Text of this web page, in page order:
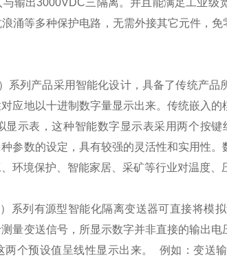
输出3000VDC三隔离。并且能满足工业
涌等多种保护电路，无需外接其它元件，
列产品采用智能化设计，具备了传统产品
应地以十进制数字量显示出来。传统嵌入
显示表，这种智能数字显示表采用两个按
参数的设定，具有较强的灵活性和实用性
环境保护、智能家居、采矿等行业对温度
列有源型智能化隔离变送器可直接将模
量变送信号，所显示数字并非直接的输出
两个预设值呈线性显示出来。 例如：变送